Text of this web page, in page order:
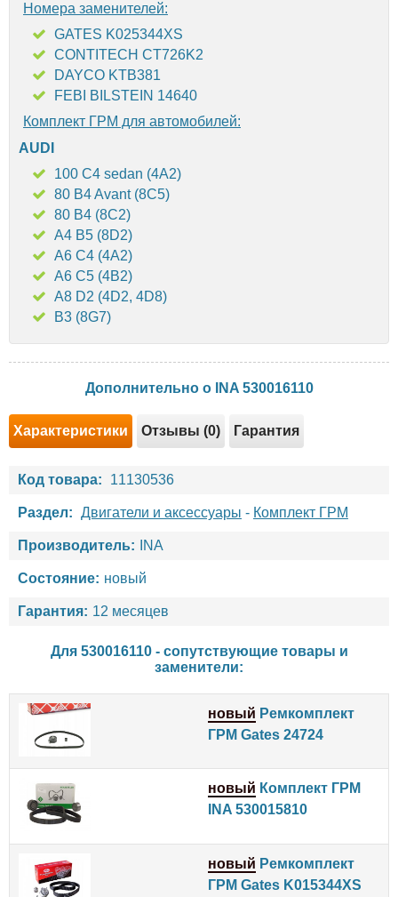
Номера заменителей:
GATES K025344XS
CONTITECH CT726K2
DAYCO KTB381
FEBI BILSTEIN 14640
Комплект ГРМ для автомобилей:
AUDI
100 C4 sedan (4A2)
80 B4 Avant (8C5)
80 B4 (8C2)
A4 B5 (8D2)
A6 C4 (4A2)
A6 C5 (4B2)
A8 D2 (4D2, 4D8)
B3 (8G7)
Дополнительно о INA 530016110
Характеристики Отзывы (0) Гарантия
Код товара: 11130536
Раздел: Двигатели и аксессуары - Комплект ГРМ
Производитель: INA
Состояние: новый
Гарантия: 12 месяцев
Для 530016110 - сопутствующие товары и
заменители:
новый Ремкомплект
ГРМ Gates 24724
новый Комплект ГРМ
INA 530015810
новый Ремкомплект
ГРМ Gates K015344XS